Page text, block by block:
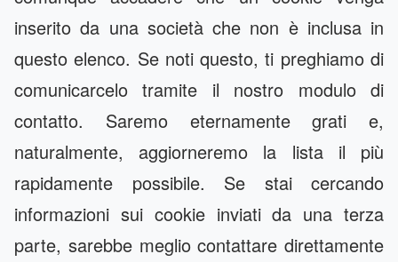
inserito da una società che non è inclusa in
questo elenco. Se noti questo, ti preghiamo di
comunicarcelo tramite il nostro modulo di
contatto. Saremo eternamente grati e,
naturalmente, aggiorneremo la lista il più
rapidamente possibile. Se stai cercando
informazioni sui cookie inviati da una terza
parte, sarebbe megliocontattare direttamente